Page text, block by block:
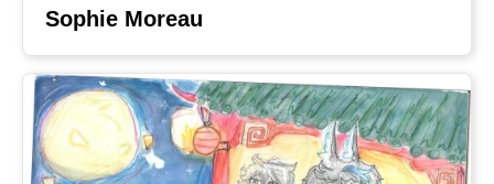
Sophie Moreau